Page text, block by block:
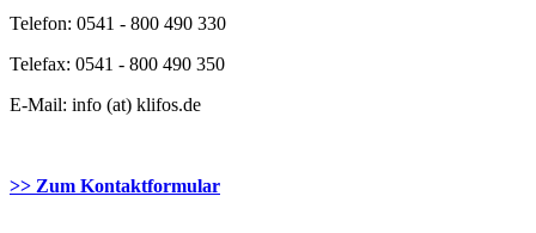
Telefon: 0541 - 800 490 330
Telefax: 0541 - 800 490 350
E-Mail: info (at) klifos.de
>> Zum Kontaktformular